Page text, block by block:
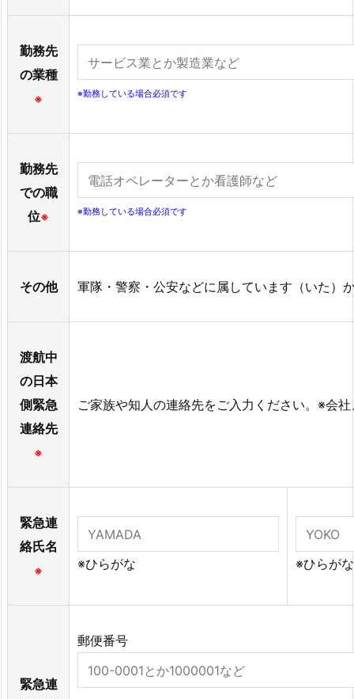
勤務先
の業種
※ ※勤務している場合必須です
勤務先
での職
位※ ※勤務している場合必須です
その他 軍隊・警察・公安などに属しています（いた）
渡航中
の日本
側緊急
連絡先
※
ご家族や知人の連絡先をご入力ください。※会
緊急連
絡氏名
※ ※ひらがな ※ひらがな
緊急連
郵便番号